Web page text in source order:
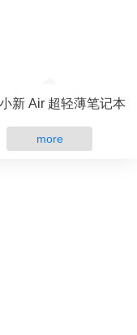
新 Air 超轻薄笔记本
more